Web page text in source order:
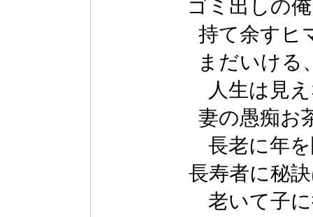
ゴミ出しの
持て余すヒ
まだいける
人生は見
妻の愚痴お
長老に年
長寿者に秘
老いて子